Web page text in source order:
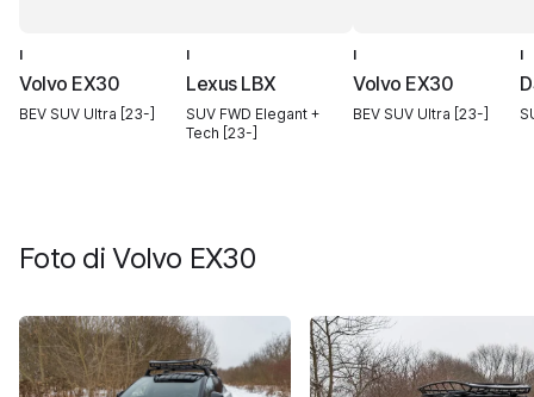
I
Volvo EX30
BEV SUV Ultra [23-]
I
Lexus LBX
SUV FWD Elegant +
Tech [23-]
I
Volvo EX30
BEV SUV Ultra [23-]
I
Foto diVolvo EX30